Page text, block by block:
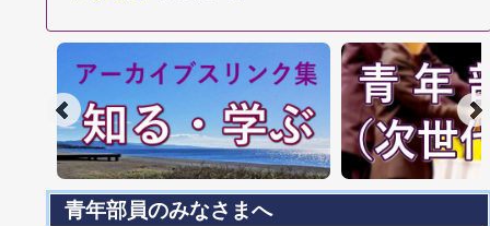
青年部員のみなさまへ